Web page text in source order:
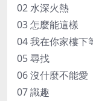
02 水深火熱
03 怎麼能這樣
04 我在你家樓下
05 尋找
06 沒什麼不能愛
07 識趣